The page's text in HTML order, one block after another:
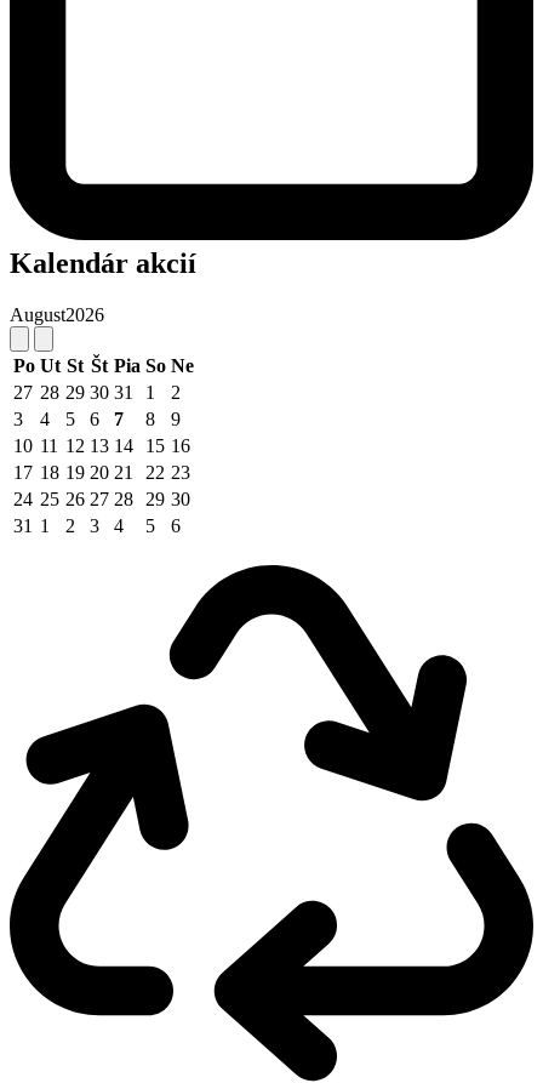
Kalendár akcií
August2026
Po Ut St Št Pia So Ne
27 28 29 30 31 1
2
3
4 5 6 7 8
9
10 11 12 13 14 15 16
17 18 19 20 21 22 23
24 25 26 27 28 29 30
31 1 2 3 4 5 6